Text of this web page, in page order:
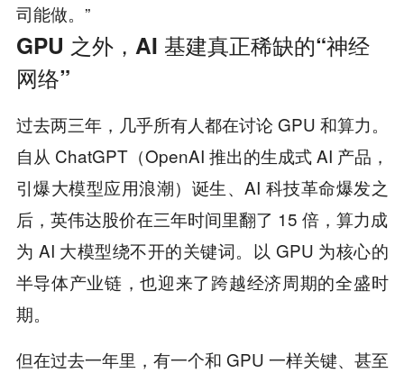
司能做。”
GPU 之外，AI 基建真正稀缺的“神经
网络”
过去两三年，几乎所有人都在讨论 GPU 和算力。
自从 ChatGPT（OpenAI 推出的生成式 AI 产品，
引爆大模型应用浪潮）诞生、AI 科技革命爆发之
后，英伟达股价在三年时间里翻了 15 倍，算力成
为 AI 大模型绕不开的关键词。以 GPU 为核心的
半导体产业链，也迎来了跨越经济周期的全盛时
期。
但在过去一年里，有一个和 GPU 一样关键、甚至